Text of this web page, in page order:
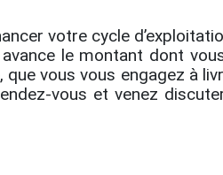
votre cycle
le montant dont
vous vous engagez à
vous et venez